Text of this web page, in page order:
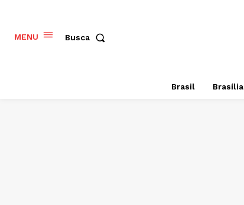
MENU Busca
Brasil Brasília